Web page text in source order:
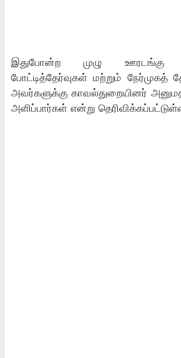
இதுபோன்ற முழு ஊரடங்கு
போட்டித்தேர்வுகள் மற்றும் நேர்முகத்
அவர்களுக்கு காவல்துறையினர்
அளிப்பார்கள் என்று